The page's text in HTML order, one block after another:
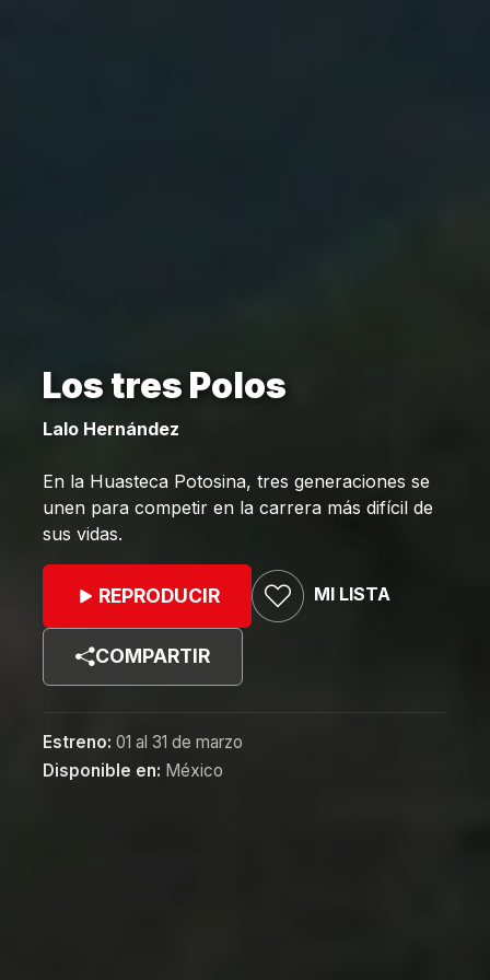
Los tres Polos
Lalo Hernández
En la Huasteca Potosina, tres generaciones se
unen para competir en la carrera más difícil de
sus vidas.
REPRODUCIR MI LISTA
COMPARTIR
Estreno: 01 al 31 de marzo
Disponible en: México